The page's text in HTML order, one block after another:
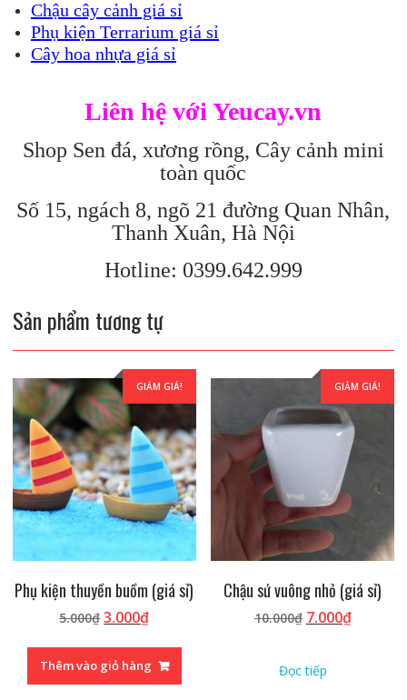
Chậu cây cảnh giá sỉ
Phụ kiện Terrarium giá sỉ
Cây hoa nhựa giá sỉ
Liên hệ với Yeucay.vn
Shop Sen đá, xương rồng, Cây cảnh mini
toàn quốc
Số 15, ngách 8, ngõ 21 đường Quan Nhân,
Thanh Xuân, Hà Nội
Hotline: 0399.642.999
Sản phẩm tương tự
GIẢM GIÁ!
Phụ kiện thuyền buồm (giá sỉ)
5.000₫Giá
là:
5.000₫.
3.000₫Giá
tại
là:
Thêm vào giỏ hàng
GIẢM GIÁ!
Chậu sứ vuông nhỏ (giá sỉ)
10.000₫ Giá
10.000₫.
7.000₫Giá
Đọc tiếp